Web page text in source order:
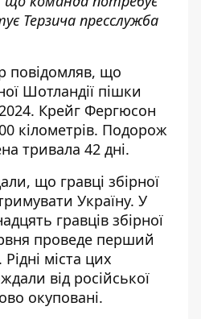
Терзича пресслужба
повідомляв, що
Шотландії пішки
. Крейг Фергюсон
кілометрів. Подорож
тривала 42 дні.
що гравці збірної
Україну. У
гравців збірної
проведе перший
міста цих
від російської
окуповані.